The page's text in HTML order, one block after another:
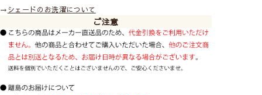
→シェードのお洗濯について
ご注意